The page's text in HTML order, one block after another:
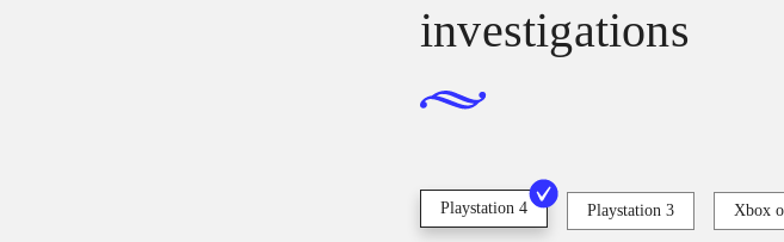
investigations
Playstation 4 Playstation 3 Xbox